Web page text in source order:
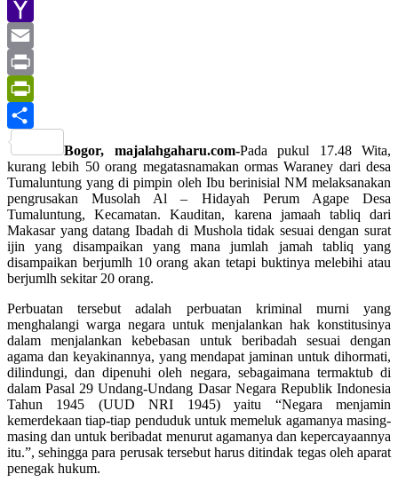
Gmail
Yahoo
Mail
Email
Print
PrintFriendly
Bogor, majalahgaharu.com-Pada pukul 17.48 Wita,
kurang lebih 50 orang megatasnamakan ormas Waraney dari desa
Tumaluntung yang di pimpin oleh Ibu berinisial NM melaksanakan
pengrusakan Musolah Al – Hidayah Perum Agape Desa
Tumaluntung, Kecamatan. Kauditan, karena jamaah tabliq dari
Makasar yang datang Ibadah di Mushola tidak sesuai dengan surat
ijin yang disampaikan yang mana jumlah jamah tabliq yang
disampaikan berjumlh 10 orang akan tetapi buktinya melebihi atau
berjumlh sekitar 20 orang.
Perbuatan tersebut adalah perbuatan kriminal murni yang
menghalangi warga negara untuk menjalankan hak konstitusinya
dalam menjalankan kebebasan untuk beribadah sesuai dengan
agama dan keyakinannya, yang mendapat jaminan untuk dihormati,
dilindungi, dan dipenuhi oleh negara, sebagaimana termaktub di
dalam Pasal 29 Undang-Undang Dasar Negara Republik Indonesia
Tahun 1945 (UUD NRI 1945) yaitu “Negara menjamin
kemerdekaan tiap-tiap penduduk untuk memeluk agamanya masing-
masing dan untuk beribadat menurut agamanya dan kepercayaannya
itu.”, sehingga para perusak tersebut harus ditindak tegas oleh aparat
penegak hukum.